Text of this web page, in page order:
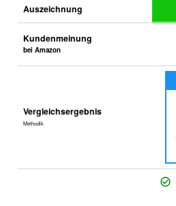
Auszeichnung
Kundenmeinung
bei Amazon
Vergleichsergebnis
Methodik